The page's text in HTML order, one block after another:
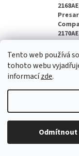
Tento web používá
tohoto webu
informacízde.
Odmítnout